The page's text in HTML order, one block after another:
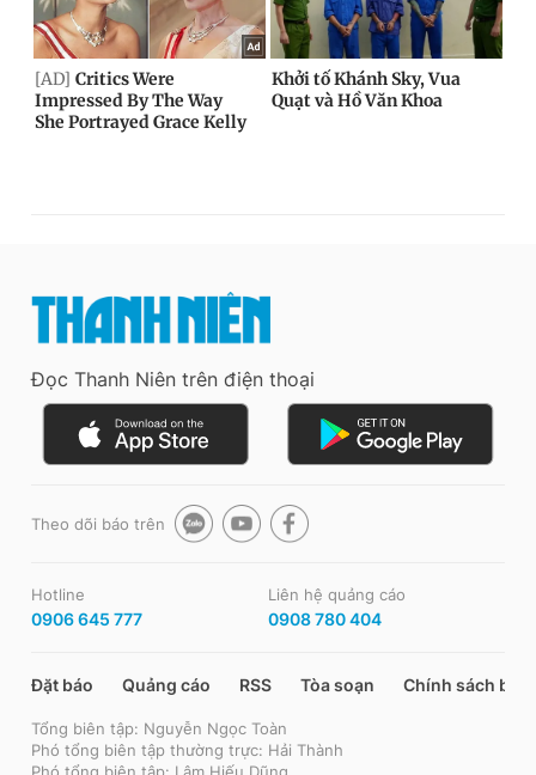
Đọc Thanh Niên trên điện thoại
Theo dõi báo trên
Hotline
0906 645 777
Liên hệ quảng cáo
0908 780 404
Đặt báo Quảng cáo RSS Tòa soạn Chính sách bảo
Tổng biên tập: Nguyễn Ngọc Toàn
Phó tổng biên tập thường trực: Hải Thành
Phó tổng biên tập: Lâm Hiếu Dũng